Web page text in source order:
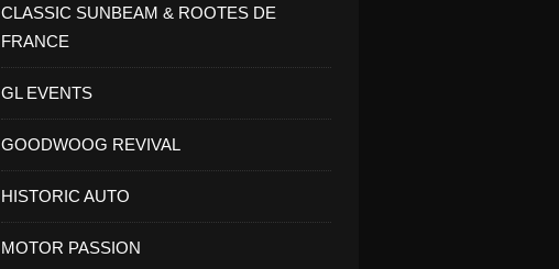
CLASSIC SUNBEAM & ROOTES DE
FRANCE
GL EVENTS
GOODWOOG REVIVAL
HISTORIC AUTO
MOTOR PASSION